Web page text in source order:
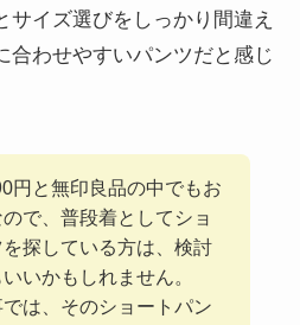
サイズ選びをしっかり間違え
合わせやすいパンツだと感じ
円と無印良品の中でもお
で、普段着としてショ
探している方は、検討
いかもしれません。
は、そのショートパン